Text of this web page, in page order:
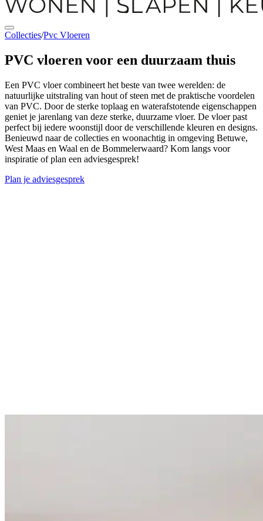
Collecties/Pvc Vloeren
PVC vloeren voor een duurzaam thuis
Een PVC vloer combineert het beste van twee werelden: de
natuurlijke uitstraling van hout of steen met de praktische voordelen
van PVC. Door de sterke toplaag en waterafstotende eigenschappen
geniet je jarenlang van deze sterke, duurzame vloer. De vloer past
perfect bij iedere woonstijl door de verschillende kleuren en designs.
Benieuwd naar de collecties en woonachtig in omgeving Betuwe,
West Maas en Waal en de Bommelerwaard? Kom langs voor
inspiratie of plan een adviesgesprek!
Plan je adviesgesprek